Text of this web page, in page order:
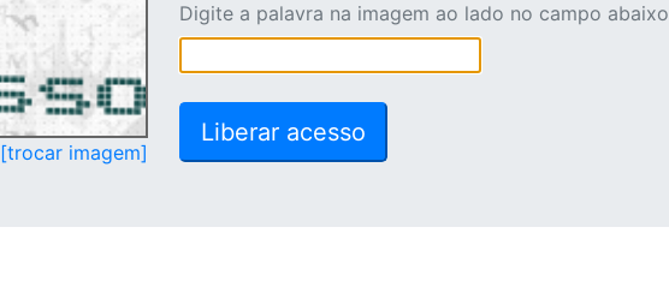
[trocar imagem]
Digite a palavra na imagem ao lado no campo abaixo